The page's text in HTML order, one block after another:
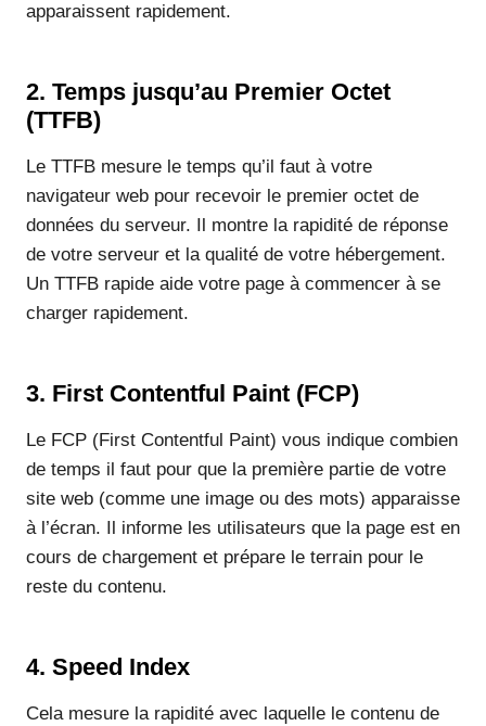
apparaissent rapidement.
2. Temps jusqu’au Premier Octet
(TTFB)
Le TTFB mesure le temps qu’il faut à votre
navigateur web pour recevoir le premier octet de
données du serveur. Il montre la rapidité de réponse
de votre serveur et la qualité de votre hébergement.
Un TTFB rapide aide votre page à commencer à se
charger rapidement.
3. First Contentful Paint (FCP)
Le FCP (First Contentful Paint) vous indique combien
de temps il faut pour que la première partie de votre
site web (comme une image ou des mots) apparaisse
à l’écran. Il informe les utilisateurs que la page est en
cours de chargement et prépare le terrain pour le
reste du contenu.
4. Speed Index
Cela mesure la rapidité avec laquelle le contenu de